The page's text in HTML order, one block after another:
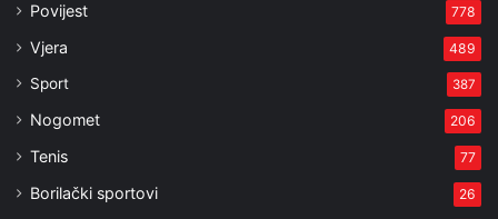
Povijest 778
Vjera 489
Sport 387
Nogomet 206
Tenis 77
Borilački sportovi 26